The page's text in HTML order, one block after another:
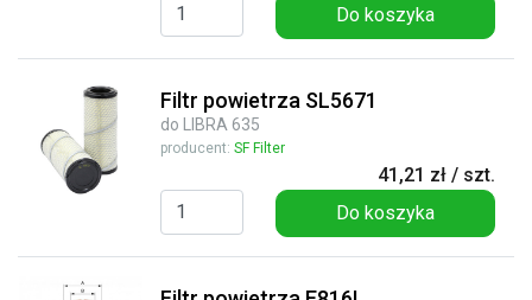
Do koszyka
Filtr powietrza SL5671
do LIBRA 635
producent: SF Filter
41,21 zł / szt.
Do koszyka